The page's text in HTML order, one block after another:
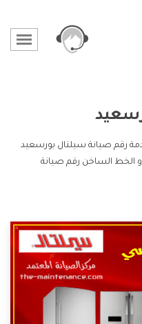
رقم صيانة سيلتال بورسعيد
الخط الساخن رقم صيانة